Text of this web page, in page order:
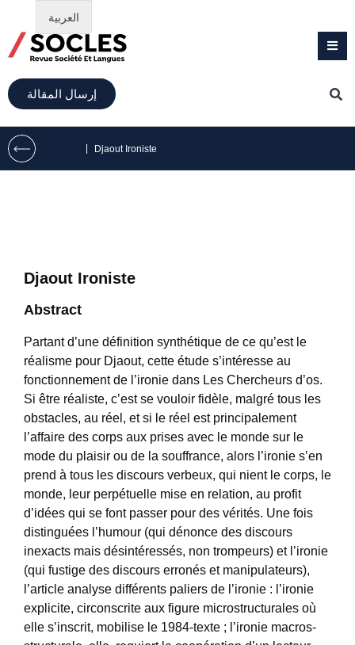
إرسال المقالة
Djaout Ironiste
Djaout Ironiste
Abstract
Partant d’une définition synthétique de ce qu’est le
réalisme pour Djaout, cette étude s’intéresse au
fonctionnement de l’ironie dans Les Chercheurs d’os.
Si être réaliste, c’est se vouloir fidèle, malgré tous les
obstacles, au réel, et si le réel est principalement
l’affaire des corps aux prises avec le monde sur le
mode du plaisir ou de la souffrance, alors l’ironie s’en
prend à tous les discours verbeux, qui nient le corps, le
monde, leur perpétuelle mise en relation, au profit
d’idées qui se font passer pour des vérités. Une fois
distinguées l’humour (qui dénonce des discours
inexacts mais désintéressés, non trompeurs) et l’ironie
(qui fustige des discours erronés et manipulateurs),
l’article analyse différents paliers de l’ironie : l’ironie
explicite, circonscrite aux figure microstructurales où
elle s’inscrit, mobilise le 1984-texte ; l’ironie macros-
العربية